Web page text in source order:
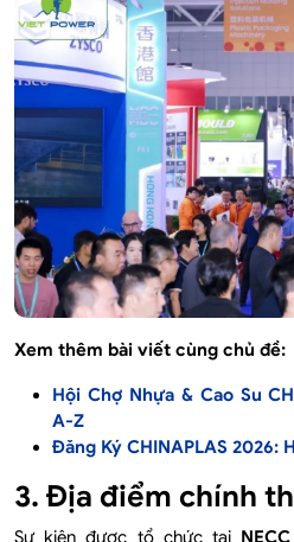
Xem thêm bài viết cùng chủ đề:
Hội Chợ Nhựa & Cao Su
A-Z
Đăng Ký CHINAPLAS 2026:
3. Địa điểm chính
Sự kiện được tổ chức tại